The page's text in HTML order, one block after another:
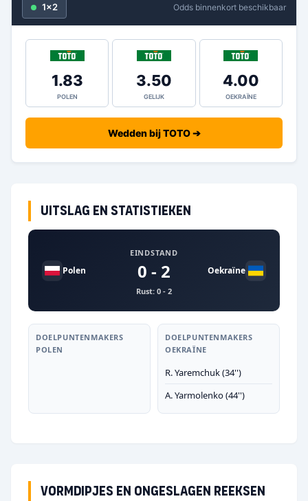
1x2 Odds binnenkort beschikbaar
1.83
POLEN
3.50
GELIJK
4.00
OEKRAÏNE
Wedden bij TOTO ➔
Uitslag en statistieken
Polen
EINDSTAND
0 - 2
Rust: 0 - 2
Oekraïne
DOELPUNTENMAKERS
POLEN
DOELPUNTENMAKERS
OEKRAÏNE
R. Yaremchuk (34'')
A. Yarmolenko (44'')
Vormdipjes en ongeslagen reeksen